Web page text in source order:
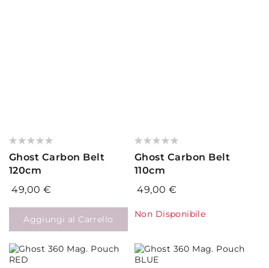
Valutazione:
Ghost Carbon Belt
120cm
49,00 €
Aggiungi al Carrello
Valutazione:
Ghost Carbon Belt
110cm
49,00 €
Non Disponibile